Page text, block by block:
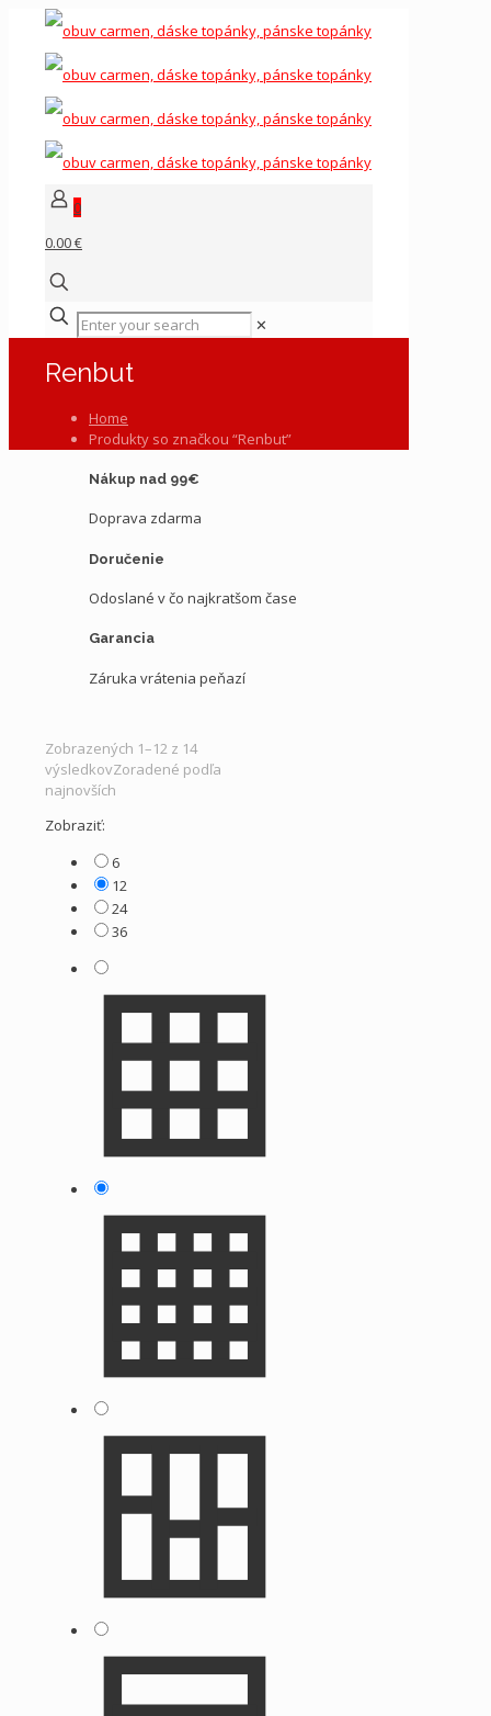
0
0.00 €
✕
Renbut
Home
Produkty so značkou “Renbut”
Nákup nad 99€
Doprava zdarma
Doručenie
Odoslané v čo najkratšom čase
Garancia
Záruka vrátenia peňazí
Zobrazených 1–12 z 14
výsledkovZoradené podľa
najnovších
Zobraziť:
6
12
24
36